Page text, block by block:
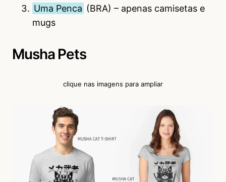
Uma Penca (BRA) – apenas camisetas e
mugs
Musha Pets
clique nas imagens para ampliar